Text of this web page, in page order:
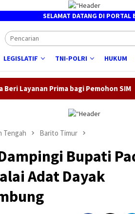
SELAMAT DATANG DI PORTAL BERITA
LEGISLATIF TNI-POLRI HUKUM
bagi Pemohon SIM
Tengah Barito Timur
Bupati
Adat Dayak